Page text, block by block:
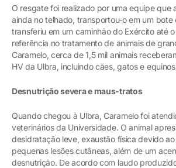
O resgate foi realizado por uma equipe que
ainda no telhado, transportou-o em um bote
transferiu em um caminhão do Exército até
referência no tratamento de animais de
Caramelo, cerca de 1,5 mil animais
HV da Ulbra, incluindo cães, gatos e
Desnutrição severa e maus-tratos
Quando chegou à Ulbra, Caramelo foi
veterinários da Universidade. O animal
desidratação leve, exaustão física devido
pequenas lesões cutâneas, além de um
desnutrição. De acordo com laudo